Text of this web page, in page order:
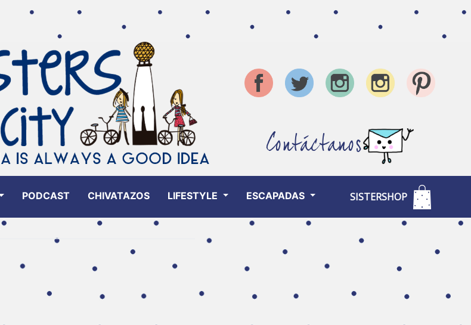
Contáctanos
PODCAST CHIVATAZOS LIFESTYLE ESCAPADAS SISTERSHOP